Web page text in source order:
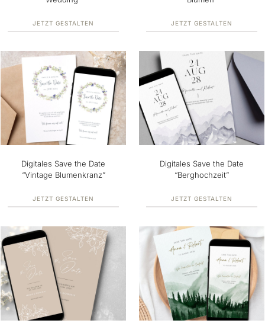
JETZT GESTALTEN JETZT GESTALTEN
Digitales Save the Date
“Vintage Blumenkranz”
JETZT GESTALTEN
Digitales Save the Date
“Berghochzeit”
JETZT GESTALTEN